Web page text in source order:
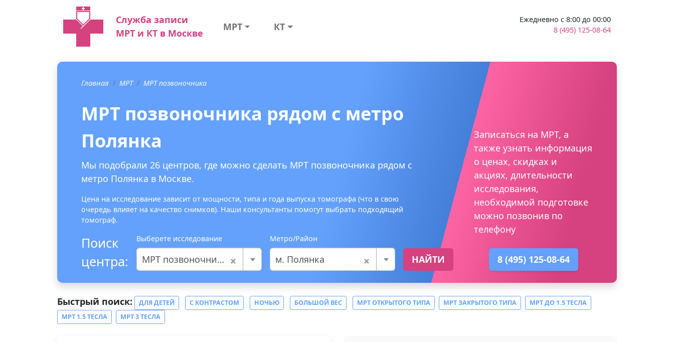
Служба записи
МРТ и КТ в Москве
МРТ КТ
Ежедневно с 8:00 до 00:00
8 (495) 125-08-64
Главная МРТ МРТ позвоночника
МРТ позвоночника рядом с метро
Полянка
Мы подобрали 26 центров, где можно сделать МРТ позвоночника рядом с
метро Полянка в Москве.
Цена на исследование зависит от мощности, типа и года выпуска томографа (что в свою
очередь влияет на качество снимков). Наши консультанты помогут выбрать подходящий
томограф.
Поиск
центра:
Выберете исследование
×
МРТ позвоночника
Метро/Район
×
м. Полянка НАЙТИ
Записаться на МРТ, а
также узнать информация
о ценах, скидках и
акциях, длительности
исследования,
необходимой подготовке
можно позвонив по
телефону
8 (495) 125-08-64
Быстрый поиск: ДЛЯ ДЕТЕЙ С КОНТРАСТОМ НОЧЬЮ БОЛЬШОЙ ВЕС МРТ ОТКРЫТОГО ТИПА МРТ ЗАКРЫТОГО ТИПА
МРТ ДО 1.5 ТЕСЛА
МРТ 1.5 ТЕСЛА
МРТ 3 ТЕСЛА